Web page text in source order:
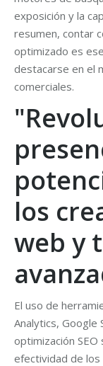
exposición y la
resumen, contar
optimizado es
destacarse en el
comerciales.
los
web y
El uso de
Analytics, Google
optimización
efectividad de